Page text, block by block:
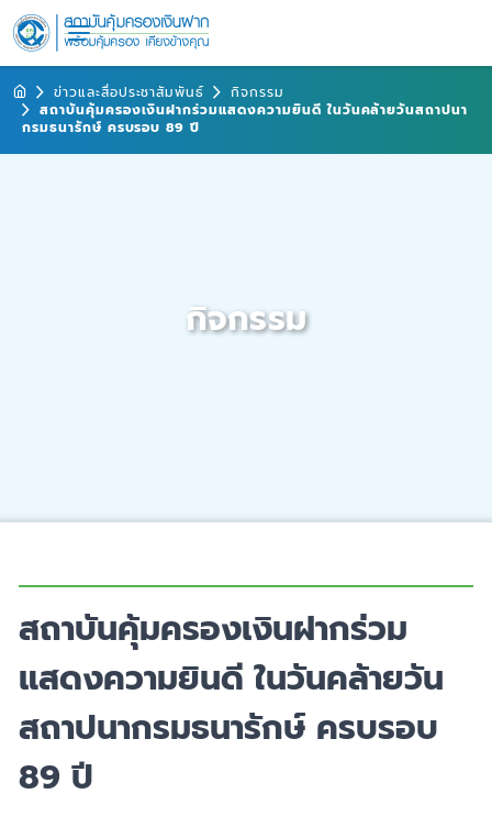
ข่าวและสื่อประชาสัมพันธ์
กิจกรรม
สถาบันคุ้มครองเงินฝากร่วมแสดงความยินดี ในวันคล้ายวันสถาปนา
กรมธนารักษ์ ครบรอบ 89 ปี
กิจกรรม
สถาบันคุ้มครองเงินฝากร่วม
แสดงความยินดี ในวันคล้ายวัน
สถาปนากรมธนารักษ์ ครบรอบ
89 ปี